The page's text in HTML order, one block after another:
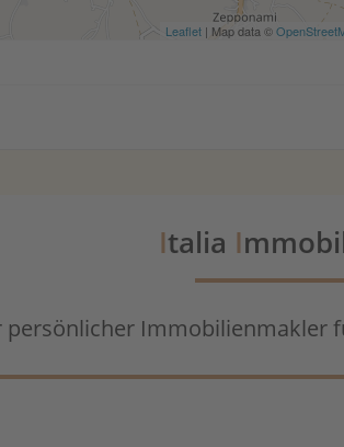
Leaflet| Map data ©
Italia I
persönlicher Immobilienmakler